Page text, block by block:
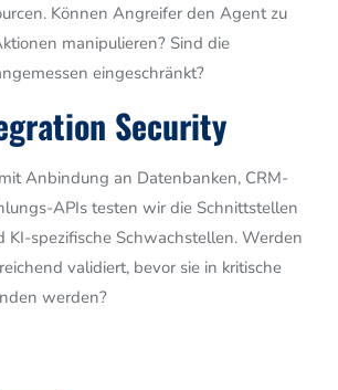
Können Angreifer den Agent zu
manipulieren? Sind die
eingeschränkt?
Security
Anbindung an Datenbanken, CRM-
APIs testen wir die Schnittstellen
KI-spezifische Schwachstellen. Werden
validiert, bevor sie in kritische
werden?